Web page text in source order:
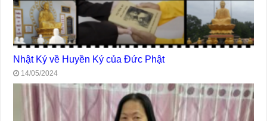
Nhật Ký về Huyền Ký của Đức Phật
14/05/2024